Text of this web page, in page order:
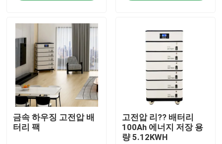
집
제품
비디오
우리에 대하여
금속 하우징 고전압 배
터리 팩
고전압 리?? 배터리
100Ah 에너지 저장 용
량 5.12KWH